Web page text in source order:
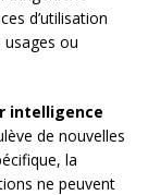
d’utilisation
ou
intelligence
de nouvelles
la
ne peuvent